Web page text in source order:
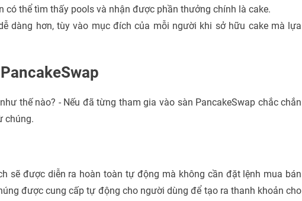
có thể tìm thấy pools và nhận được phần thưởng chính là cake.
dàng hơn, tùy vào mục đích của mỗi người khi sở hữu cake mà lựa
thế nào? - Nếu đã từng tham gia vào sàn PancakeSwap chắc chắn
chúng.
sẽ được diễn ra hoàn toàn tự động mà không cần đặt lệnh mua bán
được cung cấp tự động cho người dùng để tạo ra thanh khoản cho